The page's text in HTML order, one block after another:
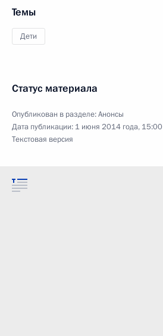
Темы
Дети
Статус материала
Опубликован в разделе:Анонсы
Дата публикации: 1 июня 2014 года, 15:00
Текстовая версия